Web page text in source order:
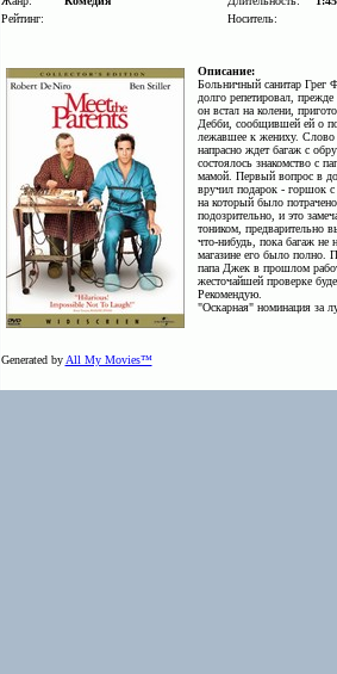
Рейтинг:
Носитель:
Описание:
Больничный санитар Грег
долго репетировал,
он встал на колени,
Дебби, сообщившей ей о
лежавшее к жениху. Слово
напрасно ждет багаж с
состоялось знакомство с
мамой. Первый вопрос в
вручил подарок - горшок
на который было
подозрительно, и это
тоником, предварительно
что-нибудь, пока багаж не
магазине его было полно.
папа Джек в прошлом
жесточайшей проверке
Рекомендую.
"Оскарная" номинация за
Generated by All My Movies™